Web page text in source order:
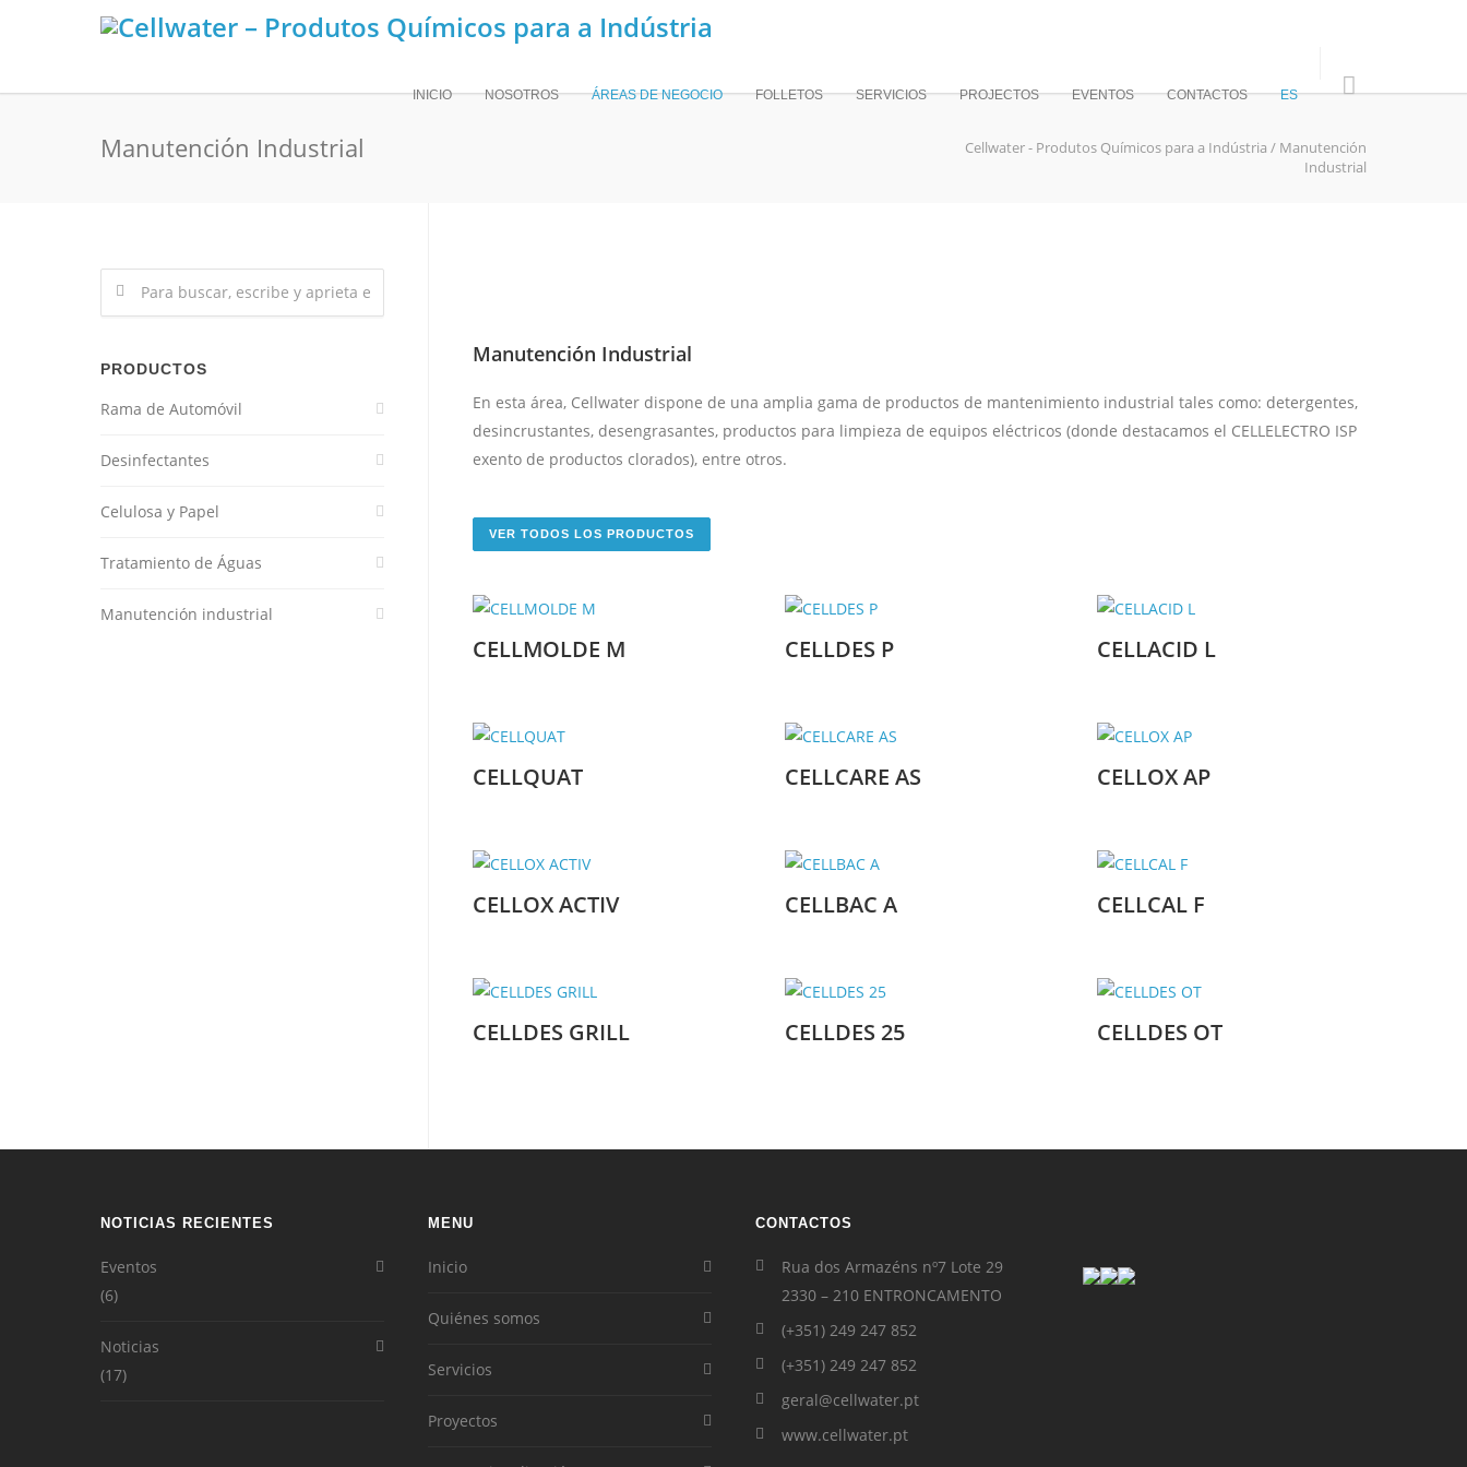
INICIO NOSOTROS ÁREAS DE NEGOCIO FOLLETOS SERVICIOS PROJECTOS EVENTOS CONTACTOS ES
Manutención Industrial Cellwater - Produtos Químicos para a Indústria / Manutención
Industrial
Manutención Industrial
En esta área, Cellwater dispone de una amplia gama de productos de mantenimiento industrial tales como: detergentes,
desincrustantes, desengrasantes, productos para limpieza de equipos eléctricos (donde destacamos el CELLELECTRO ISP
exento de productos clorados), entre otros.
VER TODOS LOS PRODUCTOS
CELLMOLDE M CELLDES P CELLACID L
CELLQUAT CELLCARE AS CELLOX AP
CELLOX ACTIV CELLBAC A CELLCAL F
CELLDES GRILL CELLDES 25 CELLDES OT
PRODUCTOS
Rama de Automóvil
Desinfectantes
Celulosa y Papel
Tratamiento de Águas
Manutención industrial
NOTICIAS RECIENTES
Eventos
(6)
Noticias
(17)
MENU
Inicio
Quiénes somos
Servicios
Proyectos
CONTACTOS
Rua dos Armazéns nº7 Lote 29
2330 – 210 ENTRONCAMENTO
(+351) 249 247 852
(+351) 249 247 852
geral@cellwater.pt
www.cellwater.pt